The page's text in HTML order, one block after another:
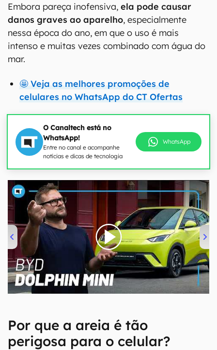
Embora pareça inofensiva, ela pode causar
danos graves ao aparelho, especialmente
nessa época do ano, em que o uso é mais
intenso e muitas vezes combinado com água do
mar.
🤩 Veja as melhores promoções de
celulares no WhatsApp do CT Ofertas
O Canaltech está no
WhatsApp!
Entre no canal e acompanhe
notícias e dicas de tecnologia
WhatsApp
00:00/04:07
Por que a areia é tão
perigosa para o celular?